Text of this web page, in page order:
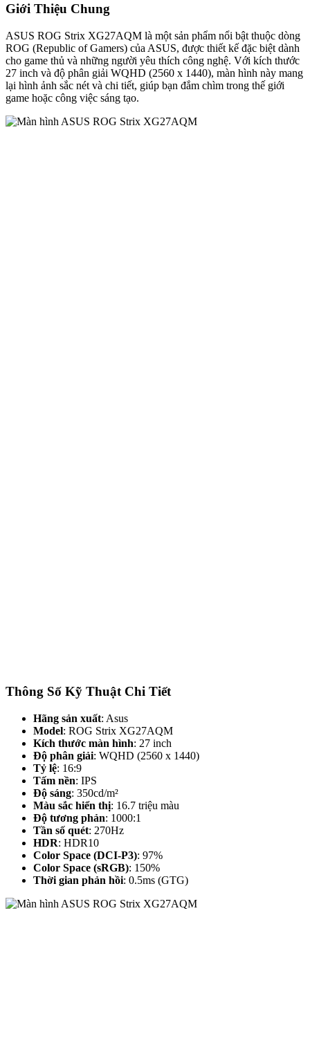
Giới Thiệu Chung
ASUS ROG Strix XG27AQM là một sản phẩm nổi bật thuộc dòng
ROG (Republic of Gamers) của ASUS, được thiết kế đặc biệt dành
cho game thủ và những người yêu thích công nghệ. Với kích thước
27 inch và độ phân giải WQHD (2560 x 1440), màn hình này mang
lại hình ảnh sắc nét và chi tiết, giúp bạn đắm chìm trong thế giới
game hoặc công việc sáng tạo.
Thông Số Kỹ Thuật Chi Tiết
Hãng sản xuất: Asus
Model: ROG Strix XG27AQM
Kích thước màn hình: 27 inch
Độ phân giải: WQHD (2560 x 1440)
Tỷ lệ: 16:9
Tấm nền: IPS
Độ sáng: 350cd/m²
Màu sắc hiển thị: 16.7 triệu màu
Độ tương phản: 1000:1
Tần số quét: 270Hz
HDR: HDR10
Color Space (DCI-P3): 97%
Color Space (sRGB): 150%
Thời gian phản hồi: 0.5ms (GTG)